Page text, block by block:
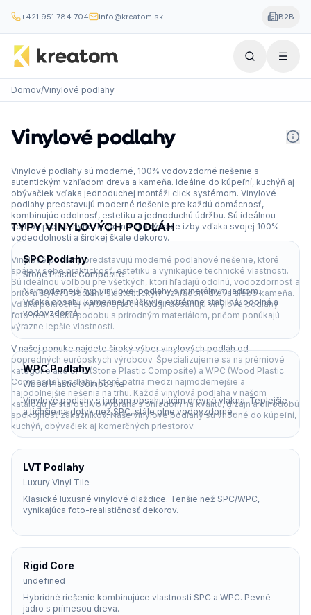
+421 951 784 704 info@kreatom.sk B2B
Domov/Vinylové podlahy
Vinylové podlahy
Vinylové podlahy sú moderné, 100% vodovzdorné riešenie s
autentickým vzhľadom dreva a kameňa. Ideálne do kúpeľní, kuchýň aj
obývačiek vďaka jednoduchej montáži click systémom. Vinylové
podlahy predstavujú moderné riešenie pre každú domácnosť,
kombinujúc odolnosť, estetiku a jednoduchú údržbu. Sú ideálnou
voľbou pre kuchyne, kúpeľne aj obývacie izby vďaka svojej 100%
vodeodolnosti a širokej škále dekorov.
Vinylové podlahy predstavujú moderné podlahové riešenie, ktoré
spája v sebe praktickosť, estetiku a vynikajúce technické vlastnosti.
Sú ideálnou voľbou pre všetkých, ktorí hľadajú odolnú, vodozdornosť a
pritom štýlovú podlahu s autentickým vzhľadom dreva alebo kameňa.
Vďaka pokročilej výrobnej technológii dosahujú vinylové podlahy
foto-realistickú podobu s prírodným materiálom, pričom ponúkajú
výrazne lepšie vlastnosti.
V našej ponuke nájdete široký výber vinylových podláh od
popredných európskych výrobcov. Špecializujeme sa na prémiové
kategórie akoSPC (Stone Plastic Composite) a WPC (Wood Plastic
Composite)podlahy, ktoré patria medzi najmodernejšie a
najodolnejšie riešenia na trhu. Každá vinylová podlaha v našom
katalógu je starostlivo vybraná s ohľadom na kvalitu, dizajn a dlhodobú
spokojnosť zákazníkov. Naše vinylové podlahy sú vhodné do kúpeľní,
kuchýň, obývačiek aj komerčných priestorov.
TYPY VINYLOVÝCH PODLÁH
SPC Podlahy
Stone Plastic Composite
Najmodernejší typ vinylovej podlahy s minerálnym jadrom.
Vďaka obsahu kamennej múčky je extrémne stabilná, odolná a
vodovzdorná.
WPC Podlahy
Wood Plastic Composite
Vinylové podlahy s jadrom obsahujúcim drevné vlákna. Teplejšie
a tichšie na dotyk než SPC, stále plne vodovzdorné.
LVT Podlahy
Luxury Vinyl Tile
Klasické luxusné vinylové dlaždice. Tenšie než SPC/WPC,
vynikajúca foto-realističnosť dekorov.
Rigid Core
undefined
Hybridné riešenie kombinujúce vlastnosti SPC a WPC. Pevné
jadro s prímesou dreva.